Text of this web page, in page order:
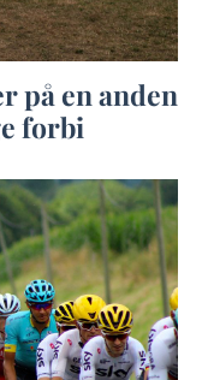
på en anden
forbi